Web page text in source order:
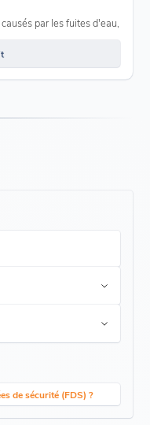
par les fuites d'eau,
de sécurité (FDS) ?